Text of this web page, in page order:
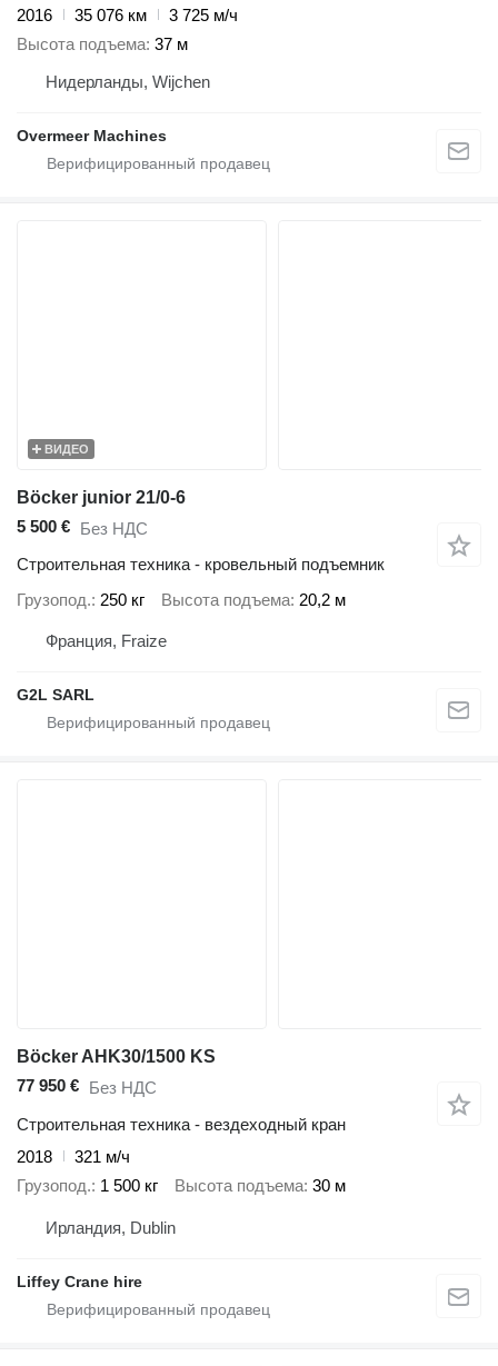
2016 35 076 км
3 725 м/ч
Высота подъема 37 м
Нидерланды, Wijchen
Overmeer Machines
ВИДЕО
Böcker junior 21/0-6
5 500 € Без НДС
Строительная техника - кровельный подъемник
Грузопод. 250 кг Высота подъема 20,2 м
Франция, Fraize
G2L SARL
Böcker AHK30/1500 KS
77 950 € Без НДС
Строительная техника - вездеходный кран
2018
321 м/ч
Грузопод. 1 500 кг Высота подъема 30 м
Ирландия, Dublin
Liffey Crane hire